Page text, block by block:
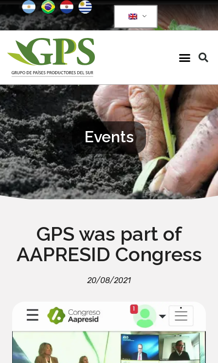
Events
GPS was part of
AAPRESID Congress
20/08/2021